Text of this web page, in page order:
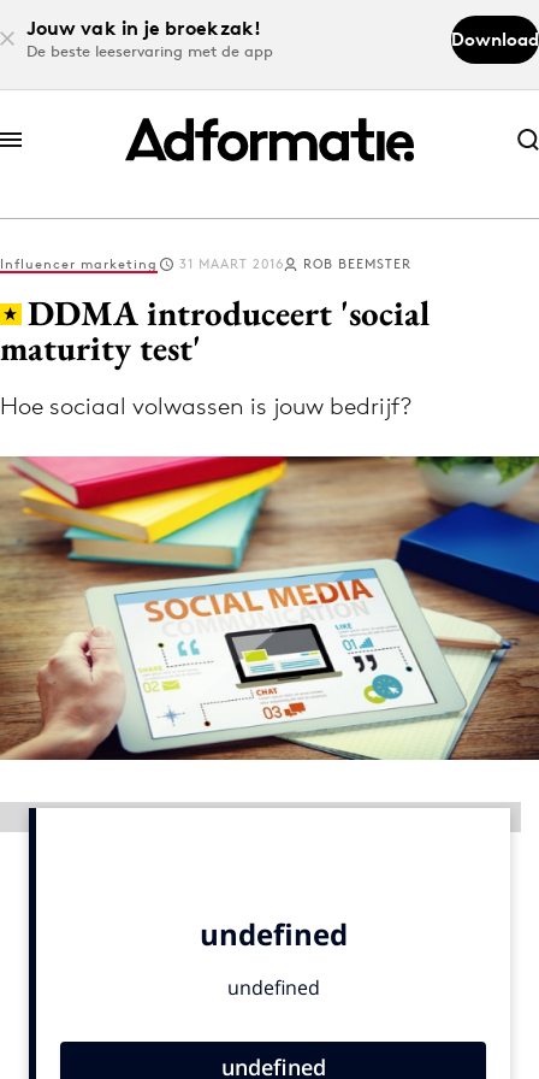
Jouw vak in je broekzak!
De beste leeservaring met de app
Download
Abonneer nu
Abonneer nu
Log in
Volg het laatste nieuws via de Adformatie
Menu
Home
9 sept: GenAI-training
12 nov: MarketingLive!
Events
Influencer marketing 31 MAART 2016 ROB BEEMSTER
DDMA introduceert 'social
maturity test'
Hoe sociaal volwassen is jouw bedrijf?